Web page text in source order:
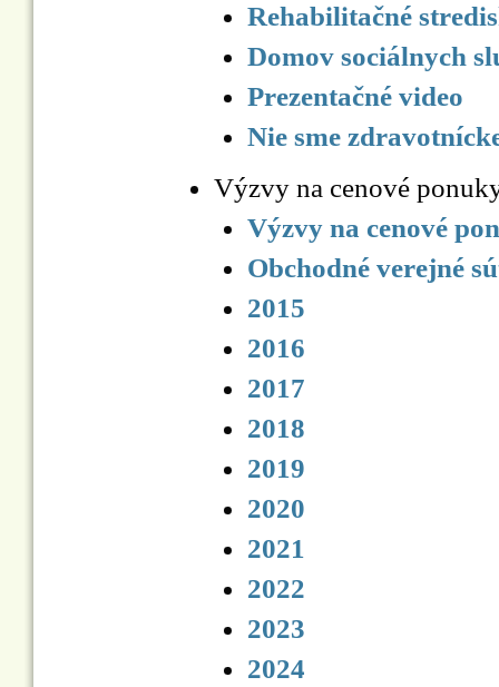
Rehabilitačné
Domov sociálnych
Prezentačné video
Nie sme
Výzvy na cenové
Výzvy na cenové
Obchodné verejné
2015
2016
2017
2018
2019
2020
2021
2022
2023
2024